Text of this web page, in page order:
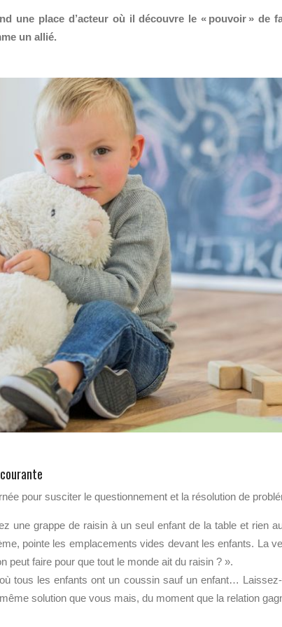
une place d’acteur où il découvre le « pouvoir » de
un allié.
pour susciter le questionnement et la résolution de
une grappe de raisin à un seul enfant de la table et rien
pointe les emplacements vides devant les enfants. La
peut faire pour que tout le monde ait du raisin ? ».
tous les enfants ont un coussin sauf un enfant…
solution que vous mais, du moment que la relation